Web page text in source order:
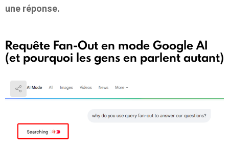
une réponse.
Requête Fan-Out en mode Google AI
(et pourquoi les gens en parlent autant)